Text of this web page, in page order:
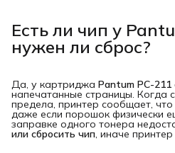
Есть ли чип у
нужен ли сброс?
Да, у картриджа Pantum PC-211
напечатанные страницы. Когда
предела, принтер сообщает,
даже если порошок физически
заправке одного тонера
или сбросить чип, иначе